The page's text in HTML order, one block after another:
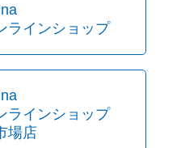
ラインショップ
ラインショップ
場店